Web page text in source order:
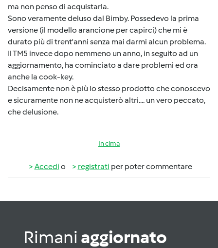
ma non penso di acquistarla.
Sono veramente deluso dal Bimby. Possedevo la prima
versione (il modello arancione per capirci) che mi è
durato più di trent'anni senza mai darmi alcun problema.
Il TM5 invece dopo nemmeno un anno, in seguito ad un
aggiornamento, ha cominciato a dare problemi ed ora
anche la cook-key.
Decisamente non è più lo stesso prodotto che conoscevo
e sicuramente non ne acquisterò altri.... un vero peccato,
che delusione.
In cima
Accedi o registrati per poter commentare
Rimani aggiornato